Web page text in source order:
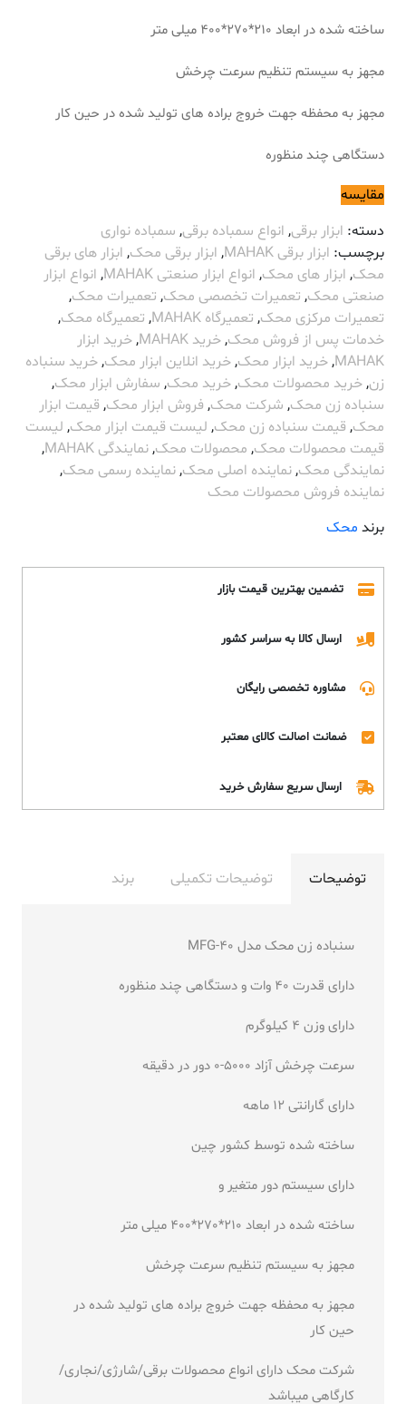
ساخته شده در ابعاد 210*270*400 میلی متر
مجهز به سیستم تنظیم سرعت چرخش
مجهز به محفظه جهت خروج براده های تولید شده در حین کار
دستگاهی چند منظوره
مقایسه
دسته: ابزار برقی, انواع سمباده برقی, سمباده نواری
برچسب: ابزار برقی MAHAK , ابزار برقی محک, ابزار های برقی
محک, ابزار های محک, انواع ابزار صنعتی MAHAK , انواع ابزار
صنعتی محک, تعمیرات تخصصی محک, تعمیرات محک,
تعمیرات مرکزی محک, تعمیرگاه MAHAK , تعمیرگاه محک,
خدمات پس از فروش محک,خرید MAHAK ,خرید ابزار
MAHAK
,خرید ابزار محک,خرید انلاین ابزار محک,خرید سنباده
زن,خرید محصولات محک,خرید محک, سفارش ابزار محک,
سنباده زن محک, شرکت محک, فروش ابزار محک, قیمت ابزار
محک, قیمت سنباده زن محک, لیست قیمت ابزار محک, لیست
قیمت محصولات محک, محصولات محک,نمایندگی MAHAK
,
نمایندگی محک,نماینده اصلی محک,نماینده رسمی محک,
نماینده فروش محصولات محک
برند محک
تضمین بهترین قیمت بازار
ارسال کالا به سراسر کشور
مشاوره تخصصی رایگان
ضمانت اصالت کالای معتبر
ارسال سریع سفارش خرید
توضیحات توضیحات تکمیلی برند
سنباده زن محک مدل MFG-40
دارای قدرت 40 وات و دستگاهی چند منظوره
دارای وزن 4 کیلوگرم
سرعت چرخش آزاد 5000-0 دور در دقیقه
دارای گارانتی 12 ماهه
ساخته شده توسط کشور چین
دارای سیستم دور متغیر و
ساخته شده در ابعاد 210*270*400 میلی متر
مجهز به سیستم تنظیم سرعت چرخش
مجهز به محفظه جهت خروج براده های تولید شده در
حین کار
شرکت محک دارای انواع محصولات برقی/شارژی/نجاری/
کارگاهی میباشد